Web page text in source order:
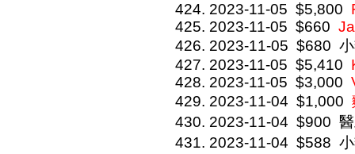
2023-11-05 $5,800
2023-11-05 $660
2023-11-05 $680
2023-11-05 $5,410
2023-11-05 $3,000
2023-11-04 $1,000
2023-11-04 $900
2023-11-04 $588